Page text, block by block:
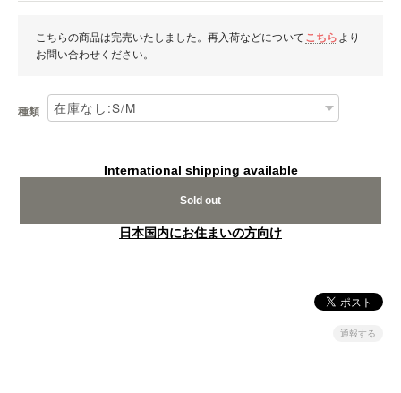
こちらの商品は完売いたしました。再入荷などについて こちら より
お問い合わせください。
種類
International shipping available
Sold out
日本国内にお住まいの方向け
通報する